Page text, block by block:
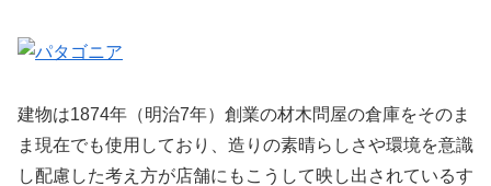
建物は1874年（明治7年）創業の材木問屋の倉庫をそのま
ま現在でも使用しており、造りの素晴らしさや環境を意識
し配慮した考え方が店舗にもこうして映し出されているす